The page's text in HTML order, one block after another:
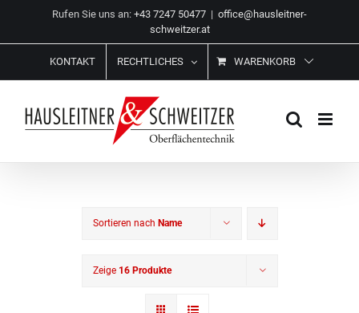
springen
Rufen Sie uns an: +43 7247 50477 | office@hausleitner-
schweitzer.at
KONTAKT RECHTLICHES WARENKORB
Sortieren nach Name
Zeige 16 Produkte